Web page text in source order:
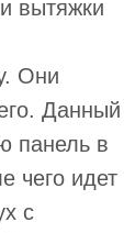
вытяжки
Они
Данный
панель в
чего идет
с